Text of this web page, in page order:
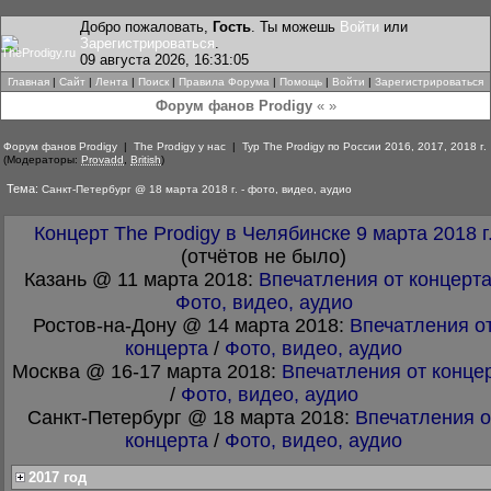
Добро пожаловать, Гость. Ты можешь Войти или
Зарегистрироваться.
09 августа 2026, 16:31:05
Главная | Сайт | Лента | Поиск | Правила Форума | Помощь | Войти | Зарегистрироваться
Форум фанов Prodigy« »
Форум фанов Prodigy | The Prodigy у нас | Тур The Prodigy по России 2016, 2017, 2018 г.
(Модераторы: Provadd British)
Тема: Санкт-Петербург @ 18 марта 2018 г. - фото, видео, аудио
Концерт The Prodigy в Челябинске 9 марта 2018
(отчётов не было)
Казань @ 11 марта 2018: Впечатления от концерта
Фото, видео, аудио
Ростов-на-Дону @ 14 марта 2018: Впечатления
концерта / Фото, видео, аудио
Москва @ 16-17 марта 2018: Впечатления от
/ Фото, видео, аудио
Санкт-Петербург @ 18 марта 2018: Впечатления
концерта / Фото, видео, аудио
2017 год